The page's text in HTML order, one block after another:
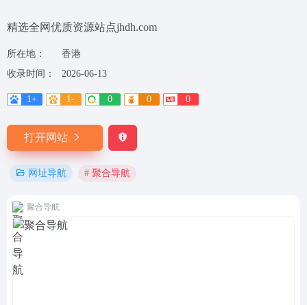
精选全网优质资源站点jhdh.com
所在地：
香港
收录时间：
2026-06-13
1+ 1- 0 0 0
打开网站
网址导航 # 聚合导航
聚合导航